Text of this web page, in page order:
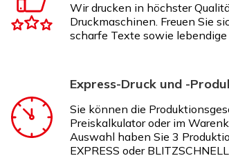
Wir drucken in höchster
Druckmaschinen. Freuen Sie
scharfe Texte sowie
Express-Druck und -
Sie können die
Preiskalkulator oder im
Auswahl haben Sie 3
EXPRESS oder